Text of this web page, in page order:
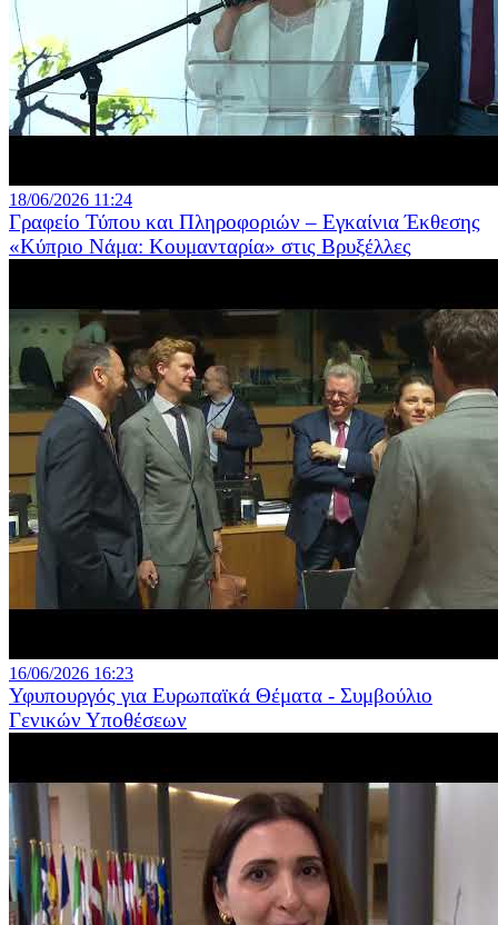
18/06/2026 11:24
Γραφείο Τύπου και Πληροφοριών – Εγκαίνια Έκθεσης
«Κύπριο Νάμα: Κουμανταρία» στις Βρυξέλλες
16/06/2026 16:23
Υφυπουργός για Ευρωπαϊκά Θέματα - Συμβούλιο
Γενικών Υποθέσεων